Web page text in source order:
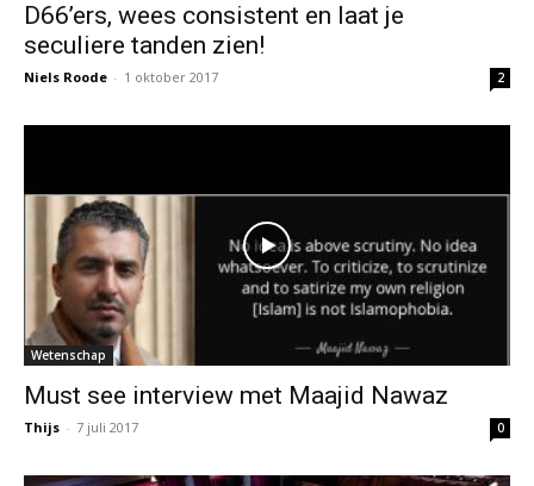
D66’ers, wees consistent en laat je
seculiere tanden zien!
Niels Roode - 1 oktober 2017 2
Wetenschap
Must see interview met Maajid Nawaz
Thijs - 7 juli 2017 0